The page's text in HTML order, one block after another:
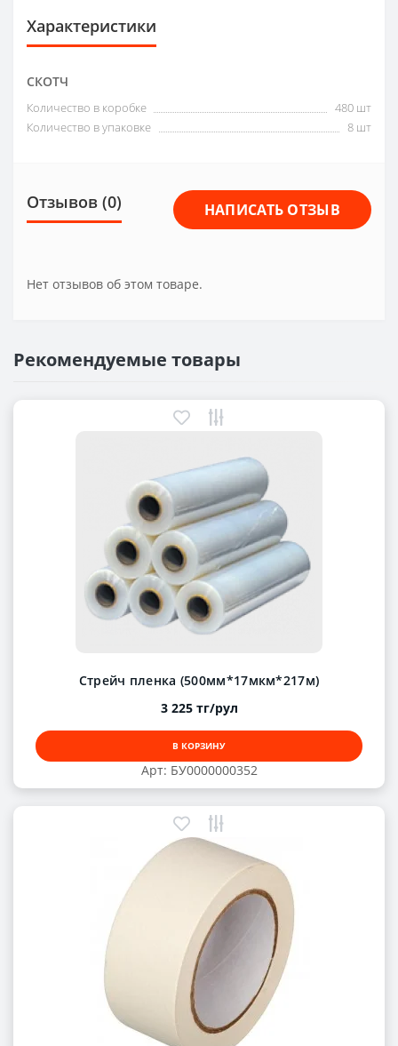
Характеристики
СКОТЧ
Количество в коробке
480 шт
Количество в упаковке
8 шт
Отзывов (0) НАПИСАТЬ ОТЗЫВ
Нет отзывов об этом товаре.
Рекомендуемые товары
Арт: БУ0000000352
Стрейч пленка (500мм*17мкм*217м)
3 225 тг/рул
В КОРЗИНУ